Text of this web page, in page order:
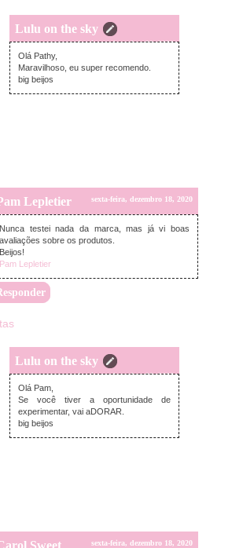
Lulu on the sky
domingo, dezembro 20, 2020
Olá Pathy,
Maravilhoso, eu super recomendo.
big beijos
Lepletier sexta-feira, dezembro 18, 2020
Nunca testei nada da marca, mas já vi boas
avaliações sobre os produtos.
Beijos!
Pam Lepletier
Lulu on the sky
domingo, dezembro 20, 2020
Olá Pam,
Se você tiver a oportunidade de
experimentar, vai aDORAR.
big beijos
sexta-feira, dezembro 18, 2020